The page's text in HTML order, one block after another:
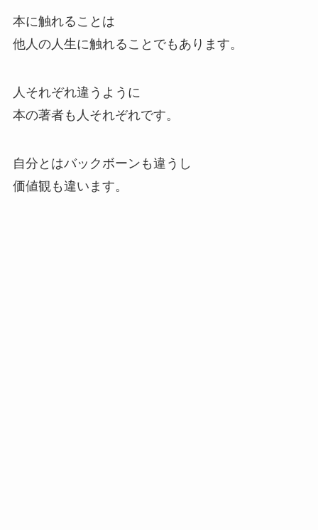
本に触れることは
他人の人生に触れることでもあります。
人それぞれ違うように
本の著者も人それぞれです。
自分とはバックボーンも違うし
価値観も違います。